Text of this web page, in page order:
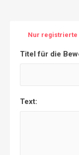
Nur registrierte
Titel für die
Text: